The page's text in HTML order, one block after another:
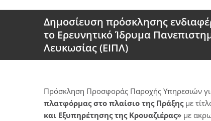
Δημοσίευση πρόσκλησης
τo Ερευνητικό Ίδρυμα
Λευκωσίας (ΕΙΠΛ)
Πρόσκληση Προσφοράς Παροχής Υπηρεσιών
πλατφόρμας στο πλαίσιο της Πράξης με
και Εξυπηρέτησης της Κρουαζιέρας» με